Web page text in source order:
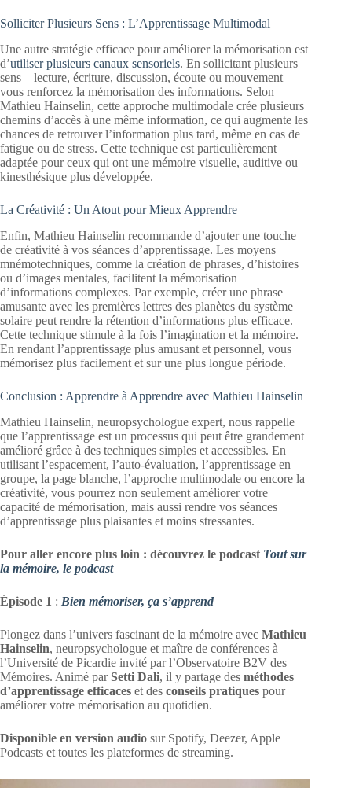
Solliciter Plusieurs Sens : L’Apprentissage Multimodal
Une autre stratégie efficace pour améliorer la mémorisation est
d’utiliser plusieurs canaux sensoriels. En sollicitant plusieurs
sens – lecture, écriture, discussion, écoute ou mouvement –
vous renforcez la mémorisation des informations. Selon
Mathieu Hainselin, cette approche multimodale crée plusieurs
chemins d’accès à une même information, ce qui augmente les
chances de retrouver l’information plus tard, même en cas de
fatigue ou de stress. Cette technique est particulièrement
adaptée pour ceux qui ont une mémoire visuelle, auditive ou
kinesthésique plus développée.
La Créativité : Un Atout pour Mieux Apprendre
Enfin, Mathieu Hainselin recommande d’ajouter une touche
de créativité à vos séances d’apprentissage. Les moyens
mnémotechniques, comme la création de phrases, d’histoires
ou d’images mentales, facilitent la mémorisation
d’informations complexes. Par exemple, créer une phrase
amusante avec les premières lettres des planètes du système
solaire peut rendre la rétention d’informations plus efficace.
Cette technique stimule à la fois l’imagination et la mémoire.
En rendant l’apprentissage plus amusant et personnel, vous
mémorisez plus facilement et sur une plus longue période.
Conclusion : Apprendre à Apprendre avec Mathieu Hainselin
Mathieu Hainselin, neuropsychologue expert, nous rappelle
que l’apprentissage est un processus qui peut être grandement
amélioré grâce à des techniques simples et accessibles. En
utilisant l’espacement, l’auto-évaluation, l’apprentissage en
groupe, la page blanche, l’approche multimodale ou encore la
créativité, vous pourrez non seulement améliorer votre
capacité de mémorisation, mais aussi rendre vos séances
d’apprentissage plus plaisantes et moins stressantes.
Pour aller encore plus loin : découvrez le podcast Tout sur
la mémoire, le podcast
Épisode 1 : Bien mémoriser, ça s’apprend
Plongez dans l’univers fascinant de la mémoire avec Mathieu
Hainselin, neuropsychologue et maître de conférences à
l’Université de Picardie invité par l’Observatoire B2V des
Mémoires. Animé par Setti Dali, il y partage des méthodes
d’apprentissage efficaces et des conseils pratiques pour
améliorer votre mémorisation au quotidien.
Disponible en version audio sur Spotify, Deezer, Apple
Podcasts et toutes les plateformes de streaming.